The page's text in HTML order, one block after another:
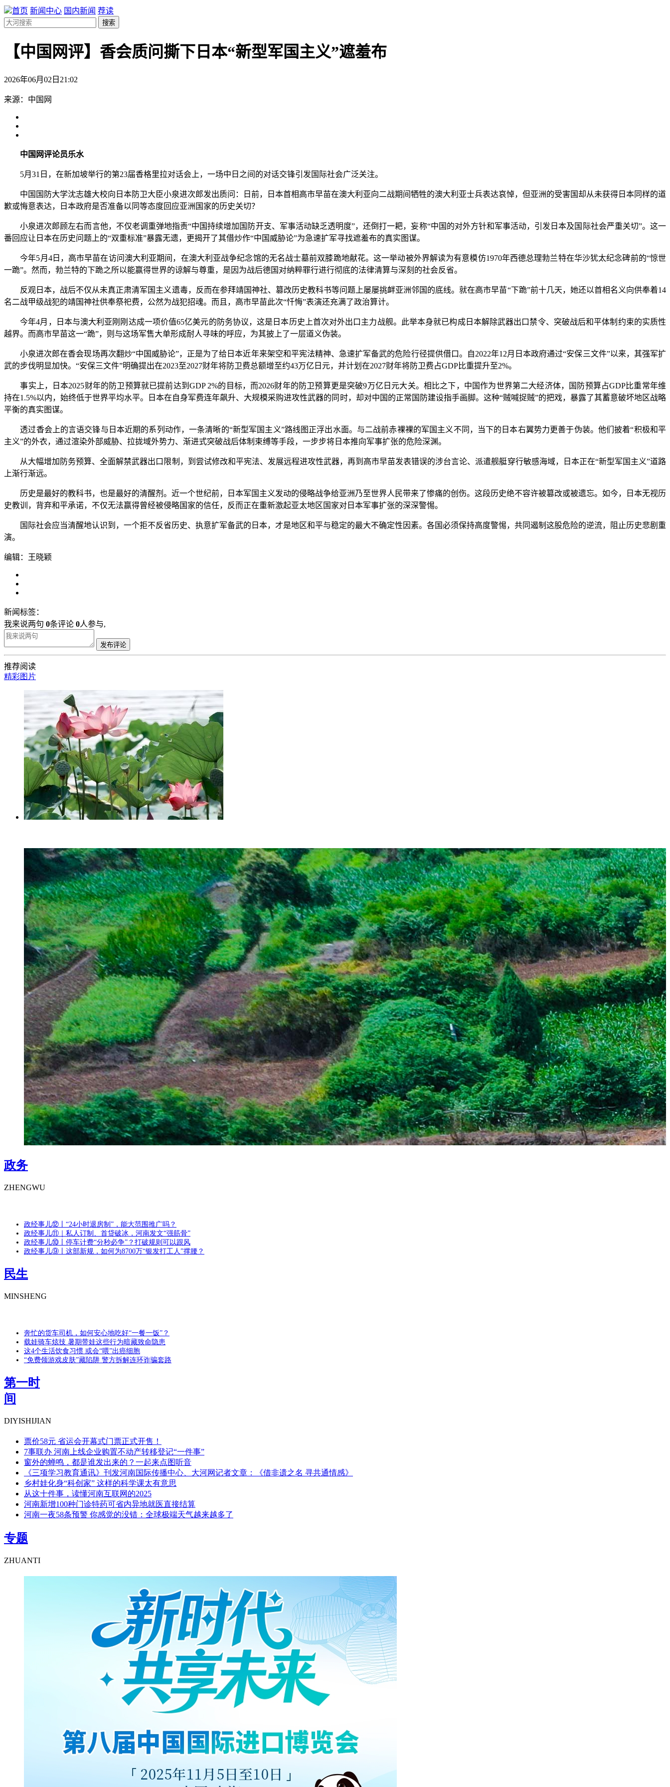
首页 新闻中心 国内新闻 荐读
搜索
【中国网评】香会质问撕下日本“新型军国主义”遮羞布
2026年06月02日21:02
来源：中国网
中国网评论员乐水
5月31日，在新加坡举行的第23届香格里拉对话会上，一场中日之间的对话交锋引发国际社会广泛关注。
中国国防大学沈志雄大校向日本防卫大臣小泉进次郎发出质问：日前，日本首相高市早苗在澳大利亚向二战期间牺牲的澳大利亚士兵表达哀悼，但亚洲的受害国却从未获得日本同样的道
歉或悔意表达，日本政府是否准备以同等态度回应亚洲国家的历史关切？
小泉进次郎顾左右而言他，不仅老调重弹地指责“中国持续增加国防开支、军事活动缺乏透明度”，还倒打一耙，妄称“中国的对外方针和军事活动，引发日本及国际社会严重关切”。这一
番回应让日本在历史问题上的“双重标准”暴露无遗，更揭开了其借炒作“中国威胁论”为急速扩军寻找遮羞布的真实图谋。
今年5月4日，高市早苗在访问澳大利亚期间，在澳大利亚战争纪念馆的无名战士墓前双膝跪地献花。这一举动被外界解读为有意模仿1970年西德总理勃兰特在华沙犹太纪念碑前的“惊世
一跪”。然而，勃兰特的下跪之所以能赢得世界的谅解与尊重，是因为战后德国对纳粹罪行进行彻底的法律清算与深刻的社会反省。
反观日本，战后不仅从未真正肃清军国主义遗毒，反而在参拜靖国神社、篡改历史教科书等问题上屡屡挑衅亚洲邻国的底线。就在高市早苗“下跪”前十几天，她还以首相名义向供奉着14
名二战甲级战犯的靖国神社供奉祭祀费，公然为战犯招魂。而且，高市早苗此次“忏悔”表演还充满了政治算计。
今年4月，日本与澳大利亚刚刚达成一项价值65亿美元的防务协议，这是日本历史上首次对外出口主力战舰。此举本身就已构成日本解除武器出口禁令、突破战后和平体制约束的实质性
越界。而高市早苗这一“跪”，则与这场军售大单形成耐人寻味的呼应，为其披上了一层道义伪装。
小泉进次郎在香会现场再次翻炒“中国威胁论”，正是为了给日本近年来架空和平宪法精神、急速扩军备武的危险行径提供借口。自2022年12月日本政府通过“安保三文件”以来，其强军扩
武的步伐明显加快。“安保三文件”明确提出在2023至2027财年将防卫费总额增至约43万亿日元，并计划在2027财年将防卫费占GDP比重提升至2%。
事实上，日本2025财年的防卫预算就已提前达到GDP 2%的目标，而2026财年的防卫预算更是突破9万亿日元大关。相比之下，中国作为世界第二大经济体，国防预算占GDP比重常年维
持在1.5%以内，始终低于世界平均水平。日本在自身军费连年飙升、大规模采购进攻性武器的同时，却对中国的正常国防建设指手画脚。这种“贼喊捉贼”的把戏，暴露了其蓄意破坏地区战略
平衡的真实图谋。
透过香会上的言语交锋与日本近期的系列动作，一条清晰的“新型军国主义”路线图正浮出水面。与二战前赤裸裸的军国主义不同，当下的日本右翼势力更善于伪装。他们披着“积极和平
主义”的外衣，通过渲染外部威胁、拉拢域外势力、渐进式突破战后体制束缚等手段，一步步将日本推向军事扩张的危险深渊。
从大幅增加防务预算、全面解禁武器出口限制，到尝试修改和平宪法、发展远程进攻性武器，再到高市早苗发表错误的涉台言论、派遣舰艇穿行敏感海域，日本正在“新型军国主义”道路
上渐行渐远。
历史是最好的教科书，也是最好的清醒剂。近一个世纪前，日本军国主义发动的侵略战争给亚洲乃至世界人民带来了惨痛的创伤。这段历史绝不容许被篡改或被遗忘。如今，日本无视历
史教训，背弃和平承诺，不仅无法赢得曾经被侵略国家的信任，反而正在重新激起亚太地区国家对日本军事扩张的深深警惕。
国际社会应当清醒地认识到，一个拒不反省历史、执意扩军备武的日本，才是地区和平与稳定的最大不确定性因素。各国必须保持高度警惕，共同遏制这股危险的逆流，阻止历史悲剧重
演。
编辑：王晓颖
新闻标签：
我来说两句 0条评论 0人参与,
发布评论
推荐阅读